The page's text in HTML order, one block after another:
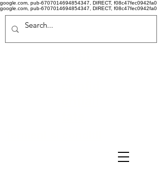
google.com, pub-6707014694854347, DIRECT, f08c47fec0942fa0
google.com, pub-6707014694854347, DIRECT, f08c47fec0942fa0